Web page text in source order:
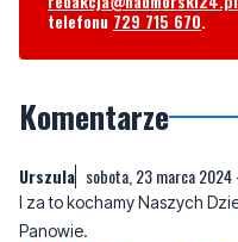
Komentarze
I za to kochamy Naszych
7 2 Zgłoś komentarz
Xxx sobota, 23 marca 2024 -